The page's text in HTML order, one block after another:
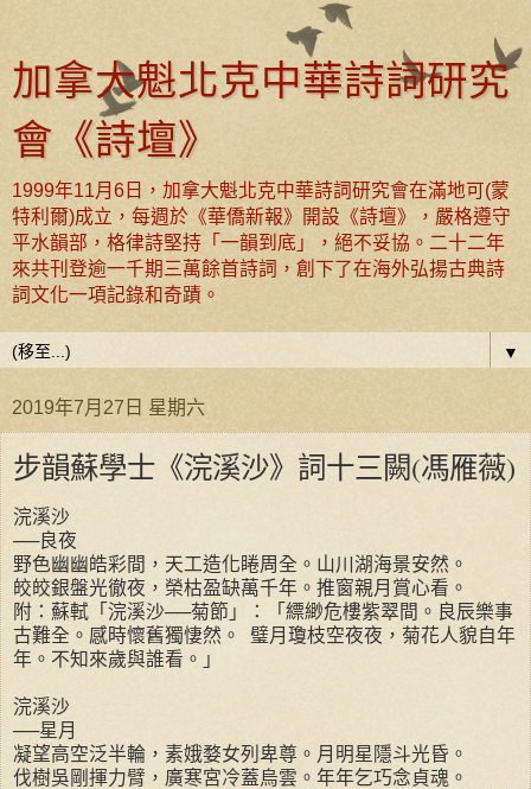
加拿大魁北克中華詩詞研究
會《詩壇》
1999年11月6日，加拿大魁北克中華詩詞研究會在滿地可(蒙
特利爾)成立，每週於《華僑新報》開設《詩壇》，嚴格遵守
平水韻部，格律詩堅持「一韻到底」，絕不妥協。二十二年
來共刊登逾一千期三萬餘首詩詞，創下了在海外弘揚古典詩
詞文化一項記錄和奇蹟。
▼
2019年7月27日 星期六
步韻蘇學士《浣溪沙》詞十三闕(馮雁薇)
浣溪沙
──良夜
野色幽幽皓彩間，天工造化睠周全。山川湖海景安然。
皎皎銀盤光徹夜，榮枯盈缺萬千年。推窗親月賞心看。
附：蘇軾「浣溪沙──菊節」：「縹緲危樓紫翠間。良辰樂事
古難全。感時懷舊獨悽然。 璧月瓊枝空夜夜，菊花人貌自年
年。不知來歲與誰看。」
浣溪沙
──星月
凝望高空泛半輪，素娥婺女列卑尊。月明星隱斗光昏。
伐樹吳剛揮力臂，廣寒宮冷蓋烏雲。年年乞巧念貞魂。